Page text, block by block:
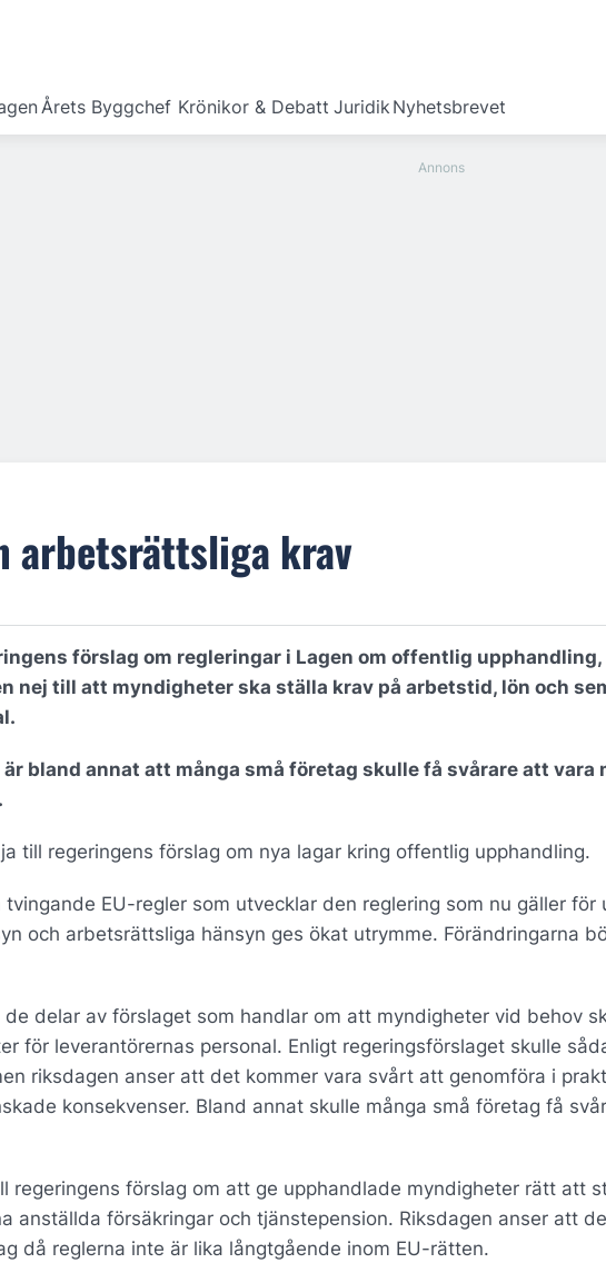
Årets Byggchef Krönikor & Debatt JuridikNyhetsbrevet
arbetsrättsliga krav
förslag om regleringar i Lagen om offentlig upphandling,
nej till att myndigheter ska ställa krav på arbetstid, lön och
bland annat att många små företag skulle få svårare att vara
till regeringens förslag om nya lagar kring offentlig upphandling.
EU-regler som utvecklar den reglering som nu gäller för
och arbetsrättsliga hänsyn ges ökat utrymme. Förändringarna
delar av förslaget som handlar om att myndigheter vid behov
för leverantörernas personal. Enligt regeringsförslaget skulle
riksdagen anser att det kommer vara svårt att genomföra i
konsekvenser. Bland annat skulle många små företag få
regeringens förslag om att ge upphandlade myndigheter rätt att
anställda försäkringar och tjänstepension. Riksdagen anser att
då reglerna inte är lika långtgående inom EU-rätten.